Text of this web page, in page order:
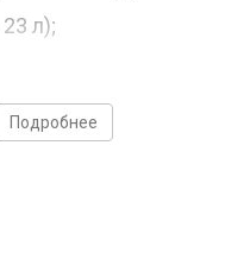
л);
Подробнее